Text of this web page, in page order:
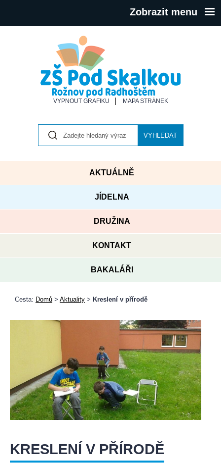
Zobrazit menu
VYPNOUT GRAFIKU MAPA STRÁNEK
VYHLEDAT
AKTUÁLNĚ
JÍDELNA
DRUŽINA
KONTAKT
BAKALÁŘI
Cesta: Domů > Aktuality > Kreslení v přírodě
KRESLENÍ V PŘÍRODĚ